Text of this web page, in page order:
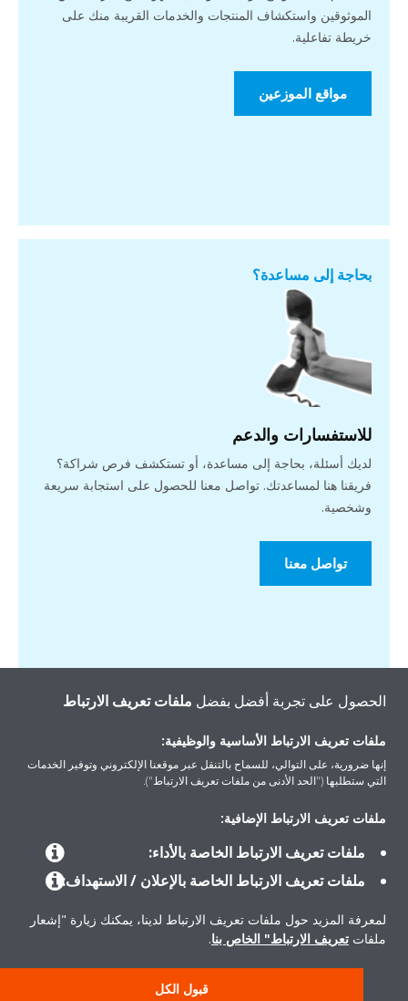
الموثوقين واستكشاف المنتجات والخدمات القريبة منك على
خريطة تفاعلية.
مواقع الموزعين
بحاجة إلى مساعدة؟
للاستفسارات والدعم
لديك أسئلة، بحاجة إلى مساعدة، أو تستكشف فرص شراكة؟
فريقنا هنا لمساعدتك. تواصل معنا للحصول على استجابة سريعة
وشخصية.
تواصل معنا
حلول
حول دايكن
الحصول على تجربة أفضل بفضل ملفات تعريف الارتباط
ملفات تعريف الارتباط الأساسية والوظيفية:
إنها ضرورية، على التوالي، للسماح بالتنقل عبر موقعنا الإلكتروني وتوفير الخدمات
التي ستطلبها ("الحد الأدنى من ملفات تعريف الارتباط").
ملفات تعريف الارتباط الإضافية:
ملفات تعريف الارتباط الخاصة بالأداء:
ملفات تعريف الارتباط الخاصة بالإعلان / الاستهداف:
لمعرفة المزيد حول ملفات تعريف الارتباط لدينا، يمكنك زيارة "إشعار
ملفات تعريف الارتباط" الخاص بنا.
قبول الكل